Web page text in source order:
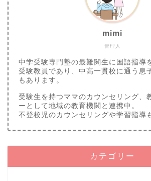
管理人
mimi
中学受験専門塾の最難関生に国語指導
受験教員であり、中高一貫校に通う息
もあります。
受験生を持つママのカウンセリング、
ーとして地域の教育機関と連携中。
不登校児のカウンセリングや学習指導
カテゴリー